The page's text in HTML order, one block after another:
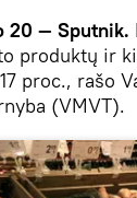
20 — Sputnik.
produktų ir
proc., rašo
(VMVT).